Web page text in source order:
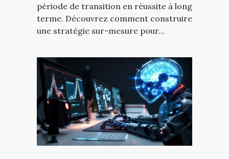
période de transition en réussite à long
terme. Découvrez comment construire
une stratégie sur-mesure pour...